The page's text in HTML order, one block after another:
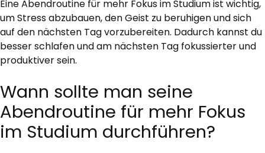
Eine Abendroutine für mehr Fokus im Studium ist wichtig,
um Stress abzubauen, den Geist zu beruhigen und sich
auf den nächsten Tag vorzubereiten. Dadurch kannst du
besser schlafen und am nächsten Tag fokussierter und
produktiver sein.
Wann sollte man seine
Abendroutine für mehr Fokus
im Studium durchführen?